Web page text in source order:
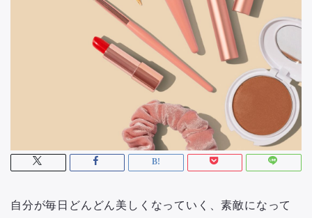
自分が毎日どんどん美しくなっていく、素敵になって